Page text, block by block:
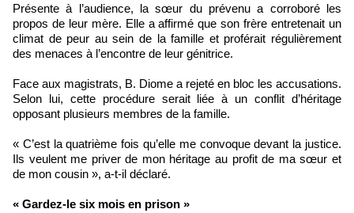
Présente à l’audience, la sœur du prévenu a corroboré les
propos de leur mère. Elle a affirmé que son frère entretenait un
climat de peur au sein de la famille et proférait régulièrement
des menaces à l’encontre de leur génitrice.
Face aux magistrats, B. Diome a rejeté en bloc les accusations.
Selon lui, cette procédure serait liée à un conflit d’héritage
opposant plusieurs membres de la famille.
« C’est la quatrième fois qu’elle me convoque devant la justice.
Ils veulent me priver de mon héritage au profit de ma sœur et
de mon cousin », a-t-il déclaré.
« Gardez-le six mois en prison »